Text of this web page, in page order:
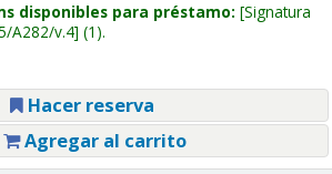
disponibles para préstamo: Signatura
A282/v.4 (1).
Hacer reserva
Agregar al carrito